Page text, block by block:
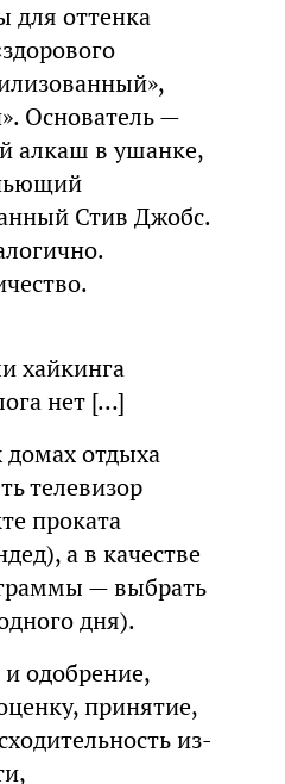
для оттенка
Основатель —
алкаш в ушанке,
Стив Джобс.
хайкинга
нет […]
домах отдыха
телевизор
проката
а в качестве
— выбрать
дня).
одобрение,
принятие,
из-